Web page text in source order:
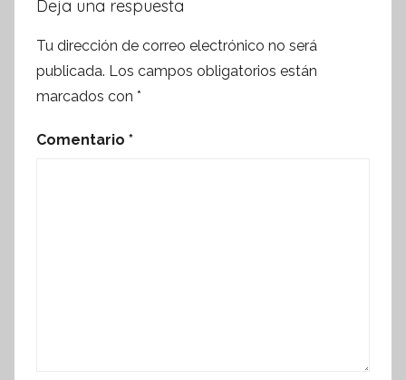
Deja una respuesta
Tu dirección de correo electrónico no será
publicada. Los campos obligatorios están
marcados con *
Comentario *